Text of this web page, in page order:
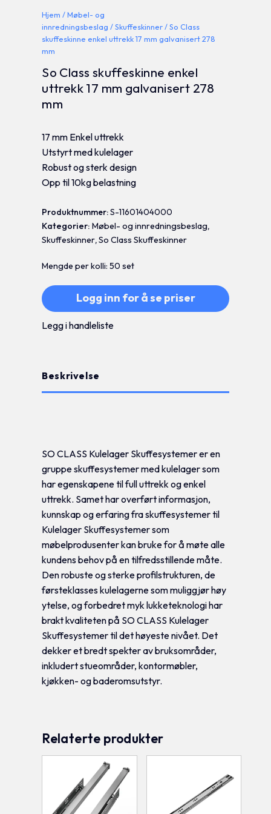
Hjem /Møbel- og
innredningsbeslag /Skuffeskinner/ So Class
skuffeskinne enkel uttrekk 17 mm galvanisert 278
mm
So Class skuffeskinne enkel
uttrekk 17 mm galvanisert 278
mm
17 mm Enkel uttrekk
Utstyrt med kulelager
Robust og sterk design
Opp til 10kg belastning
Produktnummer:S-11601404000
Kategorier:Møbel- og innredningsbeslag,
Skuffeskinner,So Class Skuffeskinner
Mengde per kolli: 50 set
Logg inn for å se priser
Legg i handleliste
Beskrivelse
SO CLASS Kulelager Skuffesystemer er en
gruppe skuffesystemer med kulelager som
har egenskapene til full uttrekk og enkel
uttrekk. Samet har overført informasjon,
kunnskap og erfaring fra skuffesystemer til
Kulelager Skuffesystemer som
møbelprodusenter kan bruke for å møte alle
kundens behov på en tilfredsstillende måte.
Den robuste og sterke profilstrukturen, de
førsteklasses kulelagerne som muliggjør høy
ytelse, og forbedret myk lukketeknologi har
brakt kvaliteten på SO CLASS Kulelager
Skuffesystemer til det høyeste nivået. Det
dekker et bredt spekter av bruksområder,
inkludert stueområder, kontormøbler,
kjøkken- og baderomsutstyr.
Relaterte produkter